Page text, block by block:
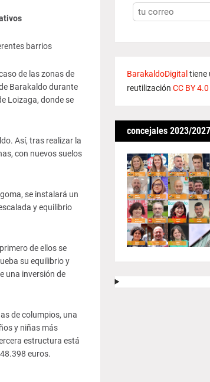
barrios
de las zonas de
Barakaldo durante
Loizaga, donde se
Así, tras realizar la
con nuevos suelos
se instalará un
y equilibrio
de ellos se
su equilibrio y
una inversión de
de columpios, una
y niñas más
estructura está
euros.
BarakaldoDigital tiene
reutilización CC BY 4.0
concejales 2023/2027